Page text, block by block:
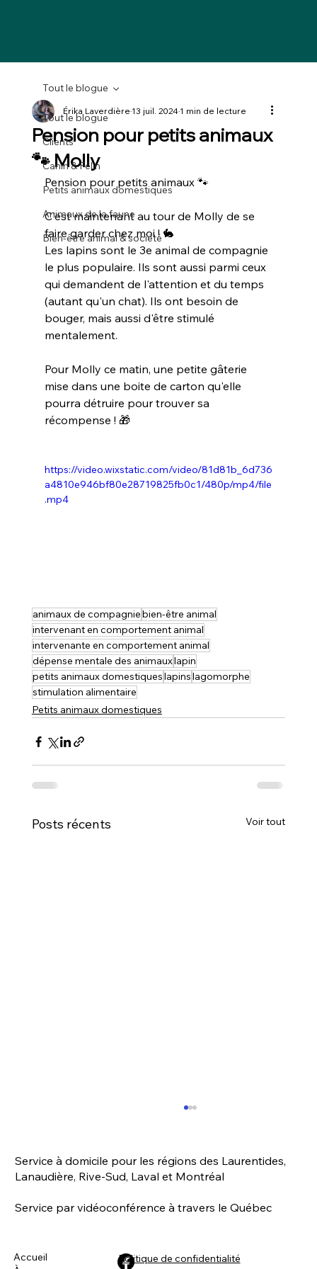
Tout le blogue
Clients
Canin & Félin
Petits animaux domestiques
Animaux de la faune
Bien-être animal & société
Tout le blogue
Pension pour petits animaux
🐾 Molly
Érika Laverdière13 juil. 20241 min de lecture
Pension pour petits animaux 🐾
C'est maintenant au tour de Molly de se
faire garder chez moi ! 🐇
Les lapins sont le 3e animal de compagnie
le plus populaire. Ils sont aussi parmi ceux
qui demandent de l'attention et du temps
(autant qu'un chat). Ils ont besoin de
bouger, mais aussi d'être stimulé
mentalement.
Pour Molly ce matin, une petite gâterie
mise dans une boite de carton qu'elle
pourra détruire pour trouver sa
récompense ! 🎁
https://video.wixstatic.com/video/81d81b_6d736
a4810e946bf80e28719825fb0c1/480p/mp4/file
.mp4
animaux de compagniebien-être animal
intervenant en comportement animal
intervenante en comportement animal
dépense mentale des animauxlapin
petits animaux domestiqueslapinslagomorphe
stimulation alimentaire
Petits animaux domestiques
Posts récents Voir tout
Politique de confidentialité
Service à domicile pour les régions des Laurentides,
Lanaudière, Rive-Sud, Laval et Montréal
Service par vidéoconférence à travers le Québec
Accueil